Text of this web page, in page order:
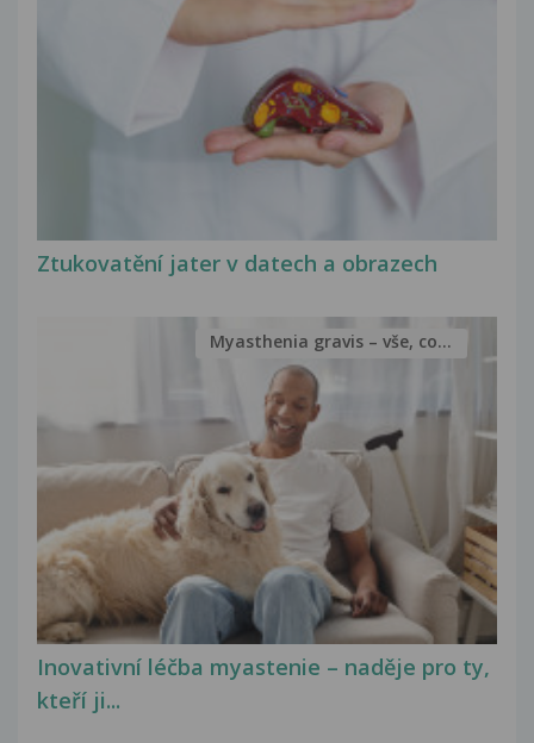
Ztukovatění jater v datech a obrazech
Inovativní léčba myastenie – naděje pro ty,
kteří ji...
Myasthenia gravis – vše, co...